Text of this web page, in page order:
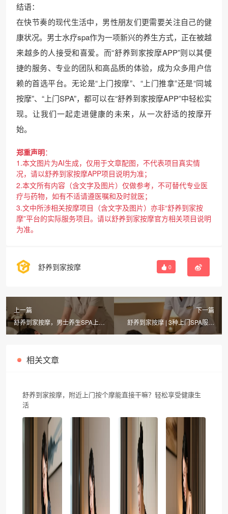
结语：
在快节奏的现代生活中，男性朋友们更需要关注自己的健
康状况。男士水疗spa作为一项新兴的养生方式，正在被越
来越多的人接受和喜爱。而“舒养到家按摩APP”则以其便
捷的服务、专业的团队和高品质的体验，成为众多用户信
赖的首选平台。无论是“上门按摩”、“上门推拿”还是“同城
按摩”、“上门SPA”，都可以在“舒养到家按摩APP”中轻松实
现。让我们一起走进健康的未来，从一次舒适的按摩开
始。
郑重声明：
1.本文图片为AI生成，仅用于文章配图，不代表项目真实情
况，请以舒养到家按摩APP项目说明为准；
2.本文所有内容（含文字及图片）仅做参考，不可替代专业医
疗与药物，如有不适请遵医嘱和及时就医；
3.文中所涉相关按摩项目（含文字及图片）亦非“舒养到家按
摩”平台的实际服务项目。请以舒养到家按摩官方相关项目说明
为准。
舒养到家按摩 0
上一篇
舒养到家按摩，男士养生SPA上门
推拿服务同城首选
下一篇
舒养到家按摩 | 3种上门SPA服务
+同城推拿，足不出户享养生
相关文章
舒养到家按摩，附近上门按个摩能直接干嘛？轻松享受健康生
活